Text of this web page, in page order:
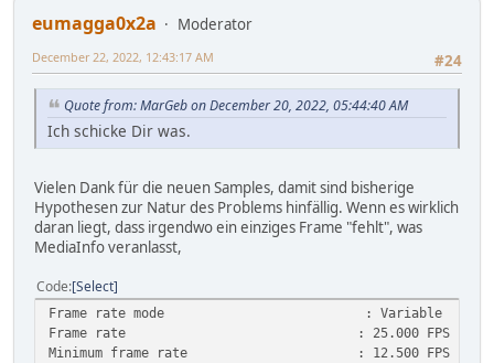
eumagga0x2a
Moderator
#24
December 22, 2022, 12:43:17 AM
Quote from: MarGeb on December 20, 2022, 05:44:40 AM
Ich schicke Dir was.
Vielen Dank für die neuen Samples, damit sind bisherige
Hypothesen zur Natur des Problems hinfällig. Wenn es wirklich
daran liegt, dass irgendwo ein einziges Frame "fehlt", was
MediaInfo veranlasst,
Code Select
Frame rate mode : Variable
Frame rate : 25.000 FPS
Minimum frame rate : 12.500 FPS